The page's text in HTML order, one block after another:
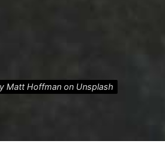
Matt Hoffman on Unsplash